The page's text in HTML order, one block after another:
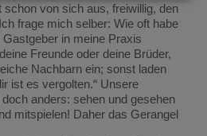
von sich aus, freiwillig, den
frage mich selber: Wie oft habe
in meine Praxis
Freunde oder deine Brüder,
Nachbarn ein; sonst laden
ist es vergolten.“ Unsere
anders: sehen und gesehen
mitspielen! Daher das Gerangel